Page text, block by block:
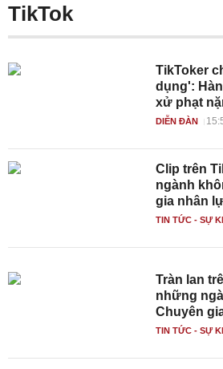
TikTok
TikToker
dụng':
xử phạt
DIỄN ĐÀN
Clip trên
ngành
gia nhân
TIN TỨC - SỰ
Tràn lan
những
Chuyên
TIN TỨC - SỰ